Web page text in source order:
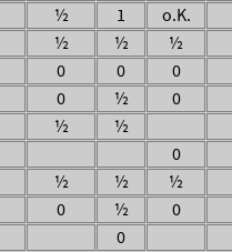
½ 1 o.K.
½ ½ ½
0 0 0
0 ½ 0
½ ½
0
½ ½ ½
0 ½ 0
0